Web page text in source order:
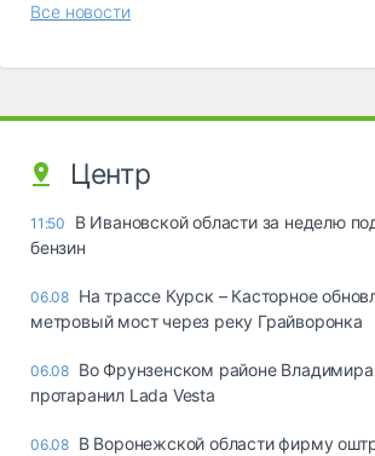
Все новости
Центр
11:50
В Ивановской области за неделю
бензин
06.08 На трассе Курск – Касторное
метровый мост через реку Грайворонка
06.08 Во Фрунзенском районе
протаранил Lada Vesta
06.08 В Воронежской области фирму